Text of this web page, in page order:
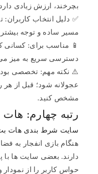
بچرخند، ارزش زیادی
✅ دلیل انتخاب کاربران:
مسیر ساده و توجه بیشتر
📱 مناسب برای: کسانی
دسترسی سریع به میز
⚠️ نکته مهم: تخصصی
عجولانه شود؛ قبل از هر
مشخص کنید.
رتبه چهارم:
سایت شرط بندی هات
هنگام بازی انفجار به
دارند. بعضی سایت ها با
حواس کاربر را از